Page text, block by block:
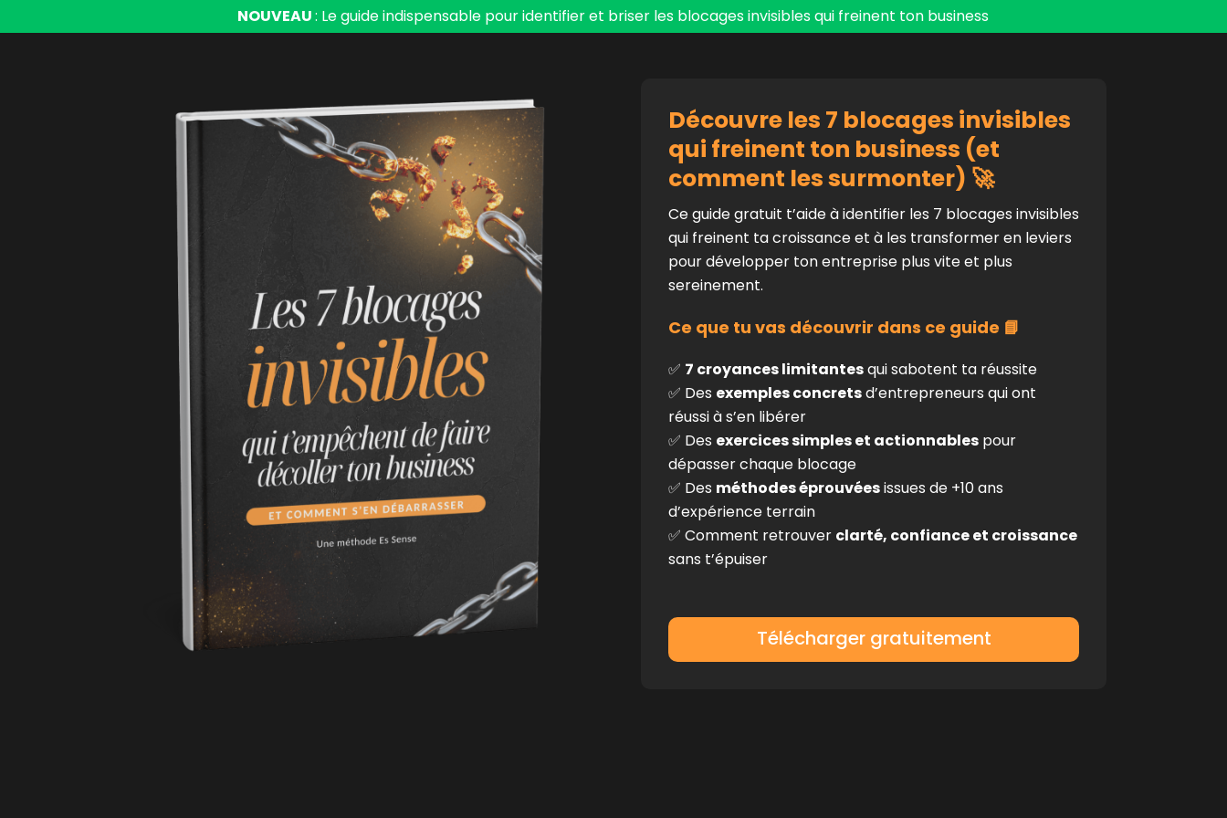
NOUVEAU: Le guide indispensable pour identifier et briser les blocages invisibles qui freinent ton business
Découvre les 7 blocages invisibles
qui freinent ton business (et
comment les surmonter) 🚀
Ce guide gratuit t’aide à identifier les 7 blocages invisibles
qui freinent ta croissance et à les transformer en leviers
pour développer ton entreprise plus vite et plus
sereinement.
Ce que tu vas découvrir dans ce guide 📘
✅ 7 croyances limitantesqui sabotent ta réussite
✅ Des exemples concretsd’entrepreneurs qui ont
réussi à s’en libérer
✅ Des exercices simples et actionnables pour
dépasser chaque blocage
✅ Des méthodes éprouvéesissues de +10 ans
d’expérience terrain
✅ Comment retrouver clarté, confiance et croissance
sans t’épuiser
Télécharger gratuitement